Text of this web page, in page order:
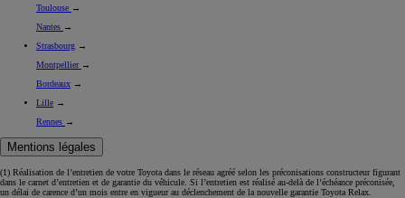
Toulouse →
Nantes →
Strasbourg →
Montpellier →
Bordeaux →
Lille →
Rennes →
Mentions légales
(1) Réalisation de l’entretien de votre Toyota dans le réseau agréé selon les préconisations constructeur figurant
dans le carnet d’entretien et de garantie du véhicule. Si l’entretien est réalisé au-delà de l’échéance préconisée,
un délai de carence d’un mois entre en vigueur au déclenchement de la nouvelle garantie Toyota Relax.